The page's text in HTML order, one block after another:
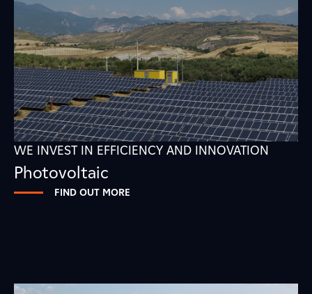
WE INVEST IN EFFICIENCY AND INNOVATION
Photovoltaic
FIND OUT MORE